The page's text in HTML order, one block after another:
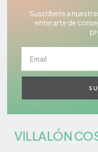
Suscríbete a
enterarte de
VILLALÓN